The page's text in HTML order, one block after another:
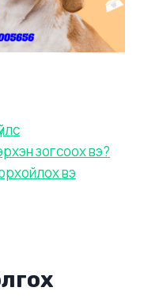
зогсоох вэ?
вэ